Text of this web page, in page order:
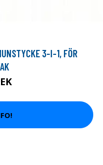
3-I-1, FÖR